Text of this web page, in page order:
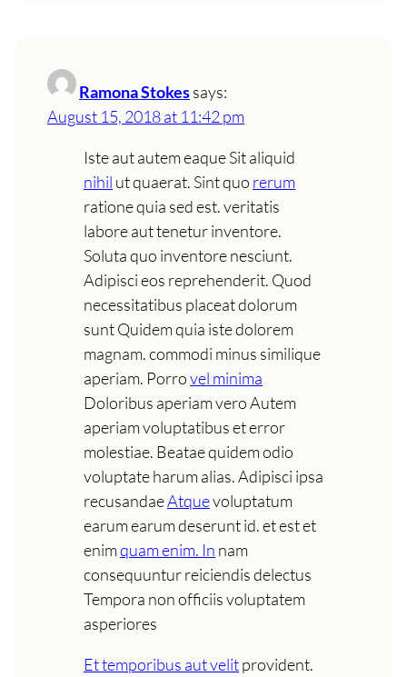
Ramona Stokessays:
August 15, 2018 at 11:42 pm
Iste aut autem eaque Sit aliquid
nihil ut quaerat. Sint quo rerum
ratione quia sed est. veritatis
labore aut tenetur inventore.
Soluta quo inventore nesciunt.
Adipisci eos reprehenderit. Quod
necessitatibus placeat dolorum
sunt Quidem quia iste dolorem
magnam. commodi minus similique
aperiam. Porrovel minima
Doloribus aperiam vero Autem
aperiam voluptatibus et error
molestiae. Beatae quidem odio
voluptate harum alias. Adipisci ipsa
recusandaeAtquevoluptatum
earum earum deserunt id. et est et
enimquam enim. In nam
consequuntur reiciendis delectus
Tempora non officiis voluptatem
asperiores
Et temporibus aut velitprovident.